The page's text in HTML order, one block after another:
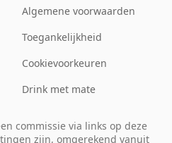
Algemene voorwaarden
Toegankelijkheid
Cookievoorkeuren
Drink met mate
commissie via links op deze
zijn, omgerekend vanuit